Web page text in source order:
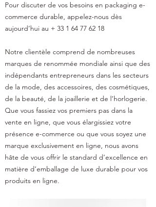
Pour discuter de vos besoins en packaging e-
commerce durable, appelez-nous dès
aujourd’hui au + 33 1 64 77 62 18
Notre clientèle comprend de nombreuses
marques de renommée mondiale ainsi que des
indépendants entrepreneurs dans les secteurs
de la mode, des accessoires, des cosmétiques,
de la beauté, de la joaillerie et de l’horlogerie.
Que vous fassiez vos premiers pas dans la
vente en ligne, que vous élargissiez votre
présence e-commerce ou que vous soyez une
marque exclusivement en ligne, nous avons
hâte de vous offrir le standard d’excellence en
matière d’emballage de luxe durable pour vos
produits en ligne.